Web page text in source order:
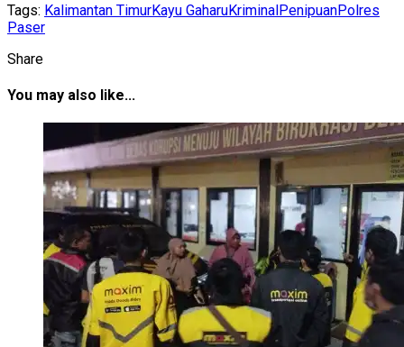
Tags: Kalimantan TimurKayu GaharuKriminalPenipuanPolres
Paser
Share
You may also like...